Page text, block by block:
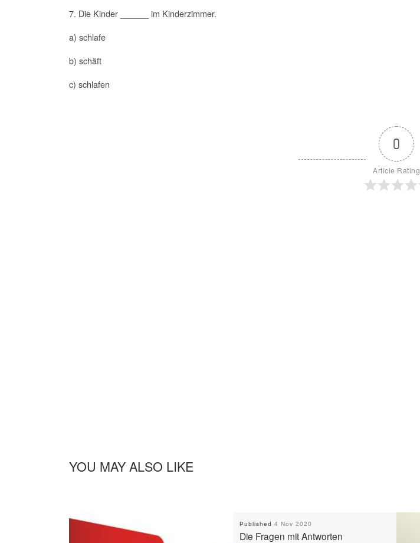
7. Die Kinder ______ im Kinderzimmer.
a) schlafe
b) schäft
c) schlafen
0
Article Rating
YOU MAY ALSO LIKE
Published 4 Nov 2020
Die Fragen mit Antworten